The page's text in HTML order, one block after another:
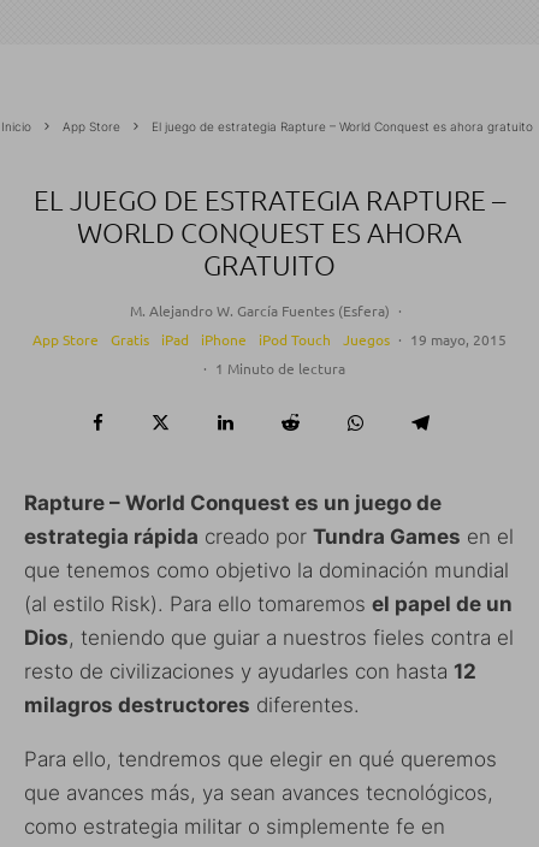
Inicio App Store El juego de estrategia Rapture – World Conquest es ahora gratuito
EL JUEGO DE ESTRATEGIA RAPTURE –
WORLD CONQUEST ES AHORA
GRATUITO
M. Alejandro W. García Fuentes (Esfera) ·
App Store
Gratis iPad iPhone iPod Touch Juegos · 19 mayo, 2015
· 1 Minuto de lectura
Rapture – World Conquest es un juego de
estrategia rápida creado por Tundra Games en el
que tenemos como objetivo la dominación mundial
(al estilo Risk). Para ello tomaremos el papel de un
Dios, teniendo que guiar a nuestros fieles contra el
resto de civilizaciones y ayudarles con hasta 12
milagros destructores diferentes.
Para ello, tendremos que elegir en qué queremos
que avances más, ya sean avances tecnológicos,
como estrategia militar o simplemente fe en